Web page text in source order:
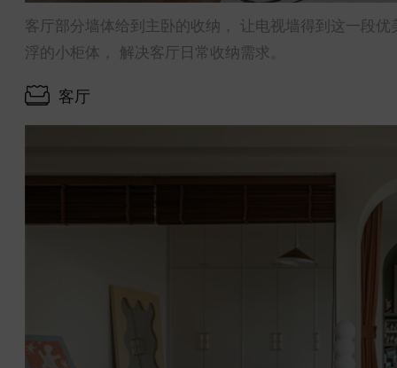
客厅部分墙体给到主卧的收纳， 让电视墙得到这一段
浮的小柜体， 解决客厅日常收纳需求。
客厅